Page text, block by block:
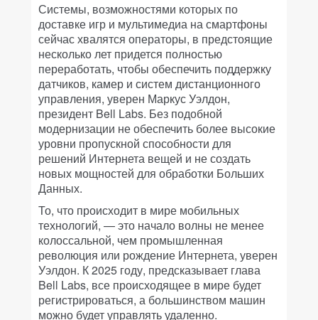
Системы, возможностями которых по
доставке игр и мультимедиа на смартфоны
сейчас хвалятся операторы, в предстоящие
несколько лет придется полностью
переработать, чтобы обеспечить поддержку
датчиков, камер и систем дистанционного
управления, уверен Маркус Уэлдон,
президент Bell Labs. Без подобной
модернизации не обеспечить более высокие
уровни пропускной способности для
решений Интернета вещей и не создать
новых мощностей для обработки Больших
Данных.
То, что происходит в мире мобильных
технологий, — это начало волны не менее
колоссальной, чем промышленная
революция или рождение Интернета, уверен
Уэлдон. К 2025 году, предсказывает глава
Bell Labs, все происходящее в мире будет
регистрироваться, а большинством машин
можно будет управлять удаленно.